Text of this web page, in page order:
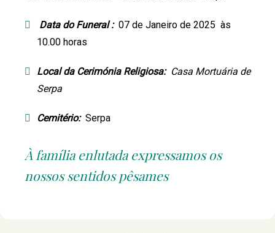
Data do Funeral : 07 de Janeiro de 2025 às
10.00 horas
Local da Cerimónia Religiosa: Casa Mortuária de
Serpa
Cemitério:Serpa
À família enlutada expressamos os
nossos sentidos pêsames